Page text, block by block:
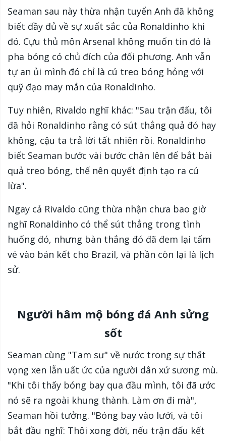
Seaman sau này thừa nhận tuyển Anh đã không
biết đầy đủ về sự xuất sắc của Ronaldinho khi
đó. Cựu thủ môn Arsenal không muốn tin đó là
pha bóng có chủ đích của đối phương. Anh vẫn
tự an ủi mình đó chỉ là cú treo bóng hỏng với
quỹ đạo may mắn của Ronaldinho.
Tuy nhiên, Rivaldo nghĩ khác: "Sau trận đấu, tôi
đã hỏi Ronaldinho rằng có sút thẳng quả đó hay
không, cậu ta trả lời tất nhiên rồi. Ronaldinho
biết Seaman bước vài bước chân lên để bắt bài
quả treo bóng, thế nên quyết định tạo ra cú
lừa".
Ngay cả Rivaldo cũng thừa nhận chưa bao giờ
nghĩ Ronaldinho có thể sút thẳng trong tình
huống đó, nhưng bàn thắng đó đã đem lại tấm
vé vào bán kết cho Brazil, và phần còn lại là lịch
sử.
Người hâm mộ bóng đá Anh sửng
sốt
Seaman cùng "Tam sư" về nước trong sự thất
vọng xen lẫn uất ức của người dân xứ sương mù.
"Khi tôi thấy bóng bay qua đầu mình, tôi đã ước
nó sẽ ra ngoài khung thành. Làm ơn đi mà",
Seaman hồi tưởng. "Bóng bay vào lưới, và tôi
bắt đầu nghĩ: Thôi xong đời, nếu trận đấu kết